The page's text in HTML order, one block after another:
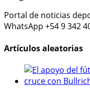
Portal de noticias
WhatsApp +54 9 342
Artículos aleatorias